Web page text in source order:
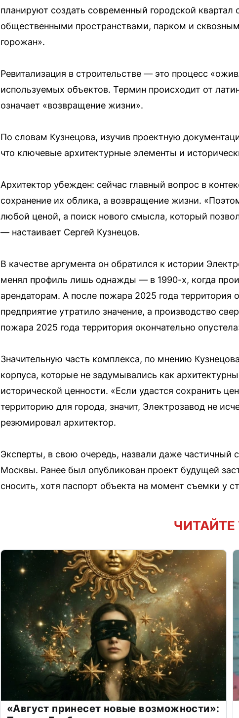
планируют создать современный городской
общественными пространствами, парком и
горожан».
Ревитализация в строительстве — это процесс
используемых объектов. Термин происходит от
означает «возвращение жизни».
По словам Кузнецова, изучив проектную
что ключевые архитектурные элементы и
Архитектор убежден: сейчас главный вопрос в
сохранение их облика, а возвращение жизни.
любой ценой, а поиск нового смысла, который
— настаивает Сергей Кузнецов.
В качестве аргумента он обратился к истории
менял профиль лишь однажды — в 1990-х, когда
арендаторам. А после пожара 2025 года территория
предприятие утратило значение, а производство
пожара 2025 года территория окончательно
Значительную часть комплекса, по мнению
корпуса, которые не задумывались как
исторической ценности. «Если удастся сохранить
территорию для города, значит, Электрозавод не
резюмировал архитектор.
Эксперты, в свою очередь, назвали даже частичный
Москвы. Ранее был опубликован проект будущей
сносить, хотя паспорт объекта на момент съемки у
«Август принесет новые возможности»: